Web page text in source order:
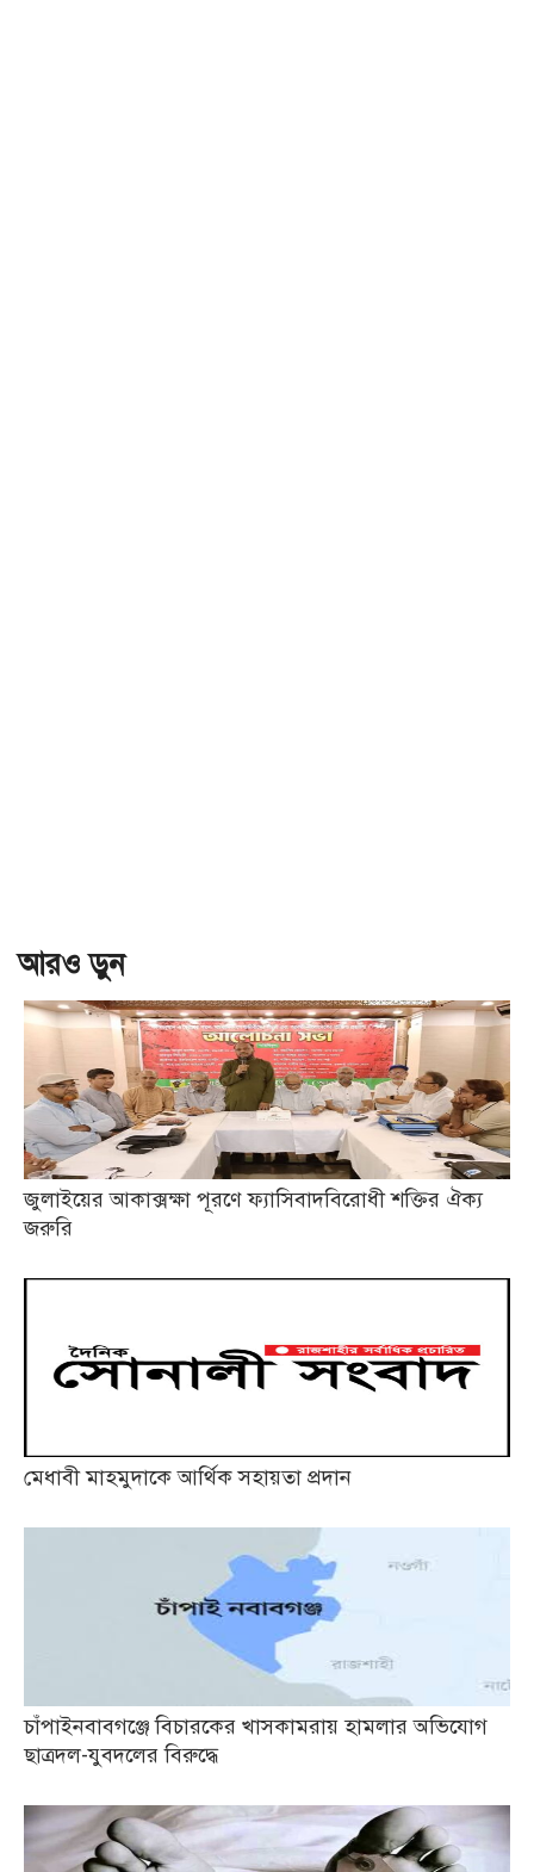
আরও ড়ুন
জুলাইয়ের আকাক্সক্ষা পূরণে ফ্যাসিবাদবিরোধী শক্তির ঐক্য
জরুরি
মেধাবী মাহমুদাকে আর্থিক সহায়তা প্রদান
চাঁপাইনবাবগঞ্জে বিচারকের খাসকামরায় হামলার অভিযোগ
ছাত্রদল-যুবদলের বিরুদ্ধে